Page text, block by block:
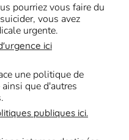
pourriez vous faire du
vous avez
urgente.
ici
une politique de
que d'autres
publiques ici.